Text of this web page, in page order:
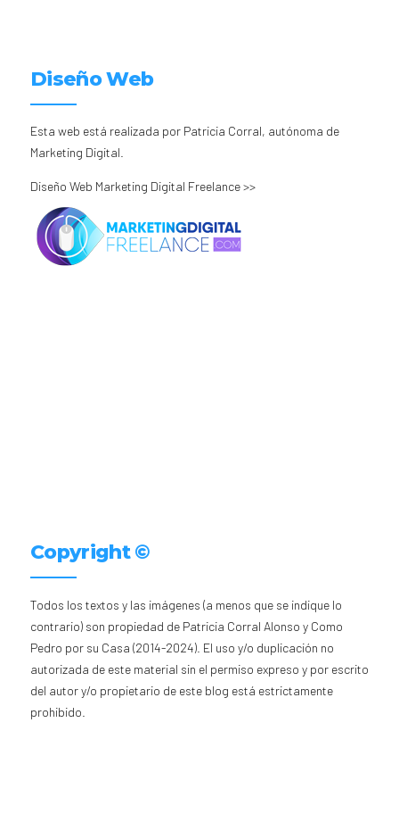
Diseño Web
Esta web está realizada por Patricia Corral, autónoma de
Marketing Digital.
Diseño Web Marketing Digital Freelance >>
Copyright ©
Todos los textos y las imágenes (a menos que se indique lo
contrario) son propiedad de Patricia Corral Alonso y Como
Pedro por su Casa (2014-2024). El uso y/o duplicación no
autorizada de este material sin el permiso expreso y por escrito
del autor y/o propietario de este blog está estrictamente
prohibido.